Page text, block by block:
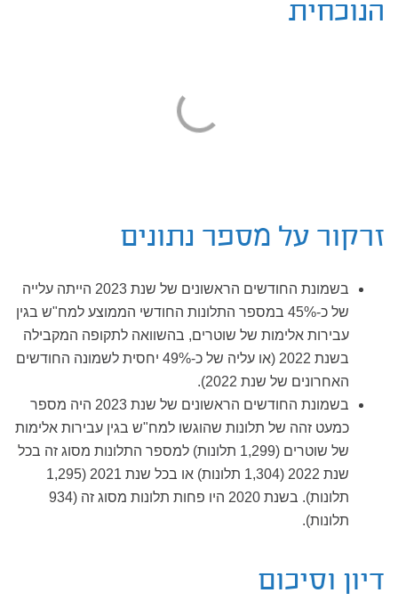
הנוכחית
זרקור על מספר נתונים
בשמונת החודשים הראשונים של שנת 2023 הייתה עלייה
של כ-45% במספר התלונות החודשי הממוצע למח"ש בגין
עבירות אלימות של שוטרים, בהשוואה לתקופה המקבילה
בשנת 2022 (או עליה של כ-49% יחסית לשמונה החודשים
האחרונים של שנת 2022).
בשמונת החודשים הראשונים של שנת 2023 היה מספר
כמעט זהה של תלונות שהוגשו למח"ש בגין עבירות אלימות
של שוטרים (1,299 תלונות) למספר התלונות מסוג זה בכל
שנת 2022 (1,304 תלונות) או בכל שנת 2021 (1,295
תלונות). בשנת 2020 היו פחות תלונות מסוג זה (934
תלונות).
דיון וסיכום